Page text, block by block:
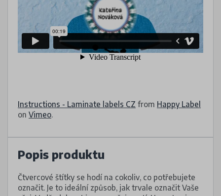
Instructions - Laminate labels CZ from Happy Label
on Vimeo.
Popis produktu
Čtvercové štítky se hodí na cokoliv, co potřebujete
označit. Je to ideální způsob, jak trvale označit Vaše